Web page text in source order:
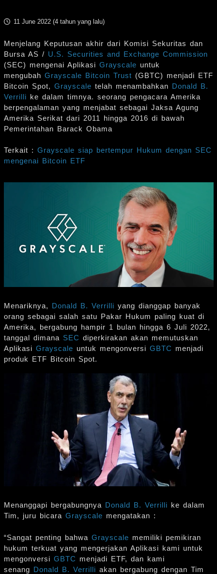
11 June 2022 (4 tahun yang lalu)
Menjelang Keputusan akhir dari Komisi Sekuritas dan
Bursa AS / U.S. Securities and Exchange Commission
(SEC) mengenai Aplikasi Grayscale untuk
mengubah Grayscale Bitcoin Trust (GBTC) menjadi ETF
Bitcoin Spot, Grayscale telah menambahkan Donald B.
Verrilli ke dalam timnya. seorang pengacara Amerika
berpengalaman yang menjabat sebagai Jaksa Agung
Amerika Serikat dari 2011 hingga 2016 di bawah
Pemerintahan Barack Obama
Terkait : Grayscale siap bertempur Hukum dengan SEC
mengenai Bitcoin ETF
Menariknya, Donald B. Verrilli yang dianggap banyak
orang sebagai salah satu Pakar Hukum paling kuat di
Amerika, bergabung hampir 1 bulan hingga 6 Juli 2022,
tanggal dimana SEC diperkirakan akan memutuskan
Aplikasi Grayscale untuk mengonversi GBTC menjadi
produk ETF Bitcoin Spot.
Menanggapi bergabungnya Donald B. Verrilli ke dalam
Tim, juru bicara Grayscale mengatakan :
“Sangat penting bahwa Grayscale memiliki pemikiran
hukum terkuat yang mengerjakan Aplikasi kami untuk
mengonversi GBTC menjadi ETF, dan kami
senang Donald B. Verrilli akan bergabung dengan Tim